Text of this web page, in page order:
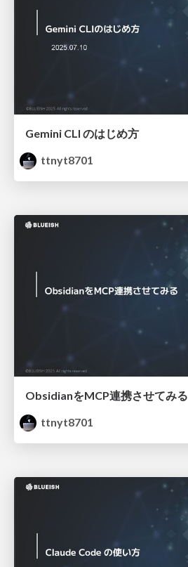
Gemini CLI のはじめ方
ttnyt8701
ObsidianをMCP連携させてみる
ttnyt8701